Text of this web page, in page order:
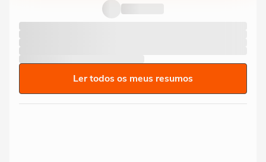
Ler todos os meus resumos